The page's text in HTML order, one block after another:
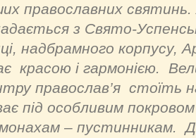
православних
з Свято-
надбрамного корпусу,
красою і гармонією.
православ’я стоїть
під особливим
– пустинникам.